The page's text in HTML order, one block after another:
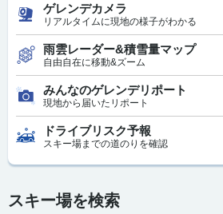
ゲレンデカメラ
リアルタイムに現地の様子がわかる
雨雲レーダー&積雪量マップ
自由自在に移動&ズーム
みんなのゲレンデリポート
現地から届いたリポート
ドライブリスク予報
スキー場までの道のりを確認
スキー場を検索